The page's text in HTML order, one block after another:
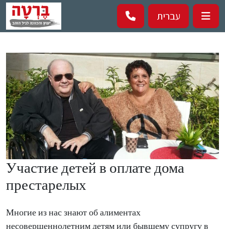
Перейти к основному содержанию
עברית
Участие детей в оплате дома
престарелых
Многие из нас знают об алиментах
несовершеннолетним детям или бывшему супругу в